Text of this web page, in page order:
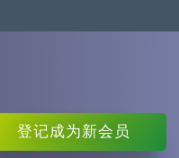
登记成为新会员